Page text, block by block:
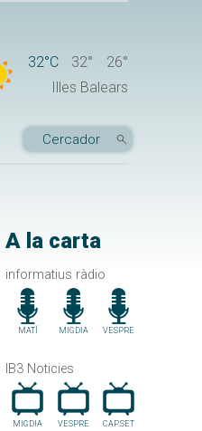
32°C 32°
26°
Illes Balears
A la carta
informatius ràdio
MATÍ MIGDIA VESPRE
IB3 Noticies
MIGDIA VESPRE CAP.SET